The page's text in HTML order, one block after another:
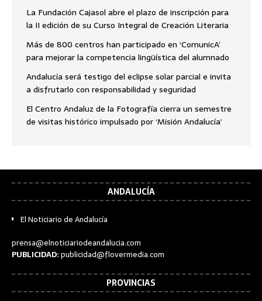
La Fundación Cajasol abre el plazo de inscripción para
la II edición de su Curso Integral de Creación Literaria
Más de 800 centros han participado en ‘ComunicA’
para mejorar la competencia lingüística del alumnado
Andalucía será testigo del eclipse solar parcial e invita
a disfrutarlo con responsabilidad y seguridad
El Centro Andaluz de la Fotografía cierra un semestre
de visitas histórico impulsado por ‘Misión Andalucía’
ANDALUCÍA
El Noticiario de Andalucía
prensa@elnoticiariodeandalucia.com
PUBLICIDAD:publicidad@flovermedia.com
PROVINCIAS